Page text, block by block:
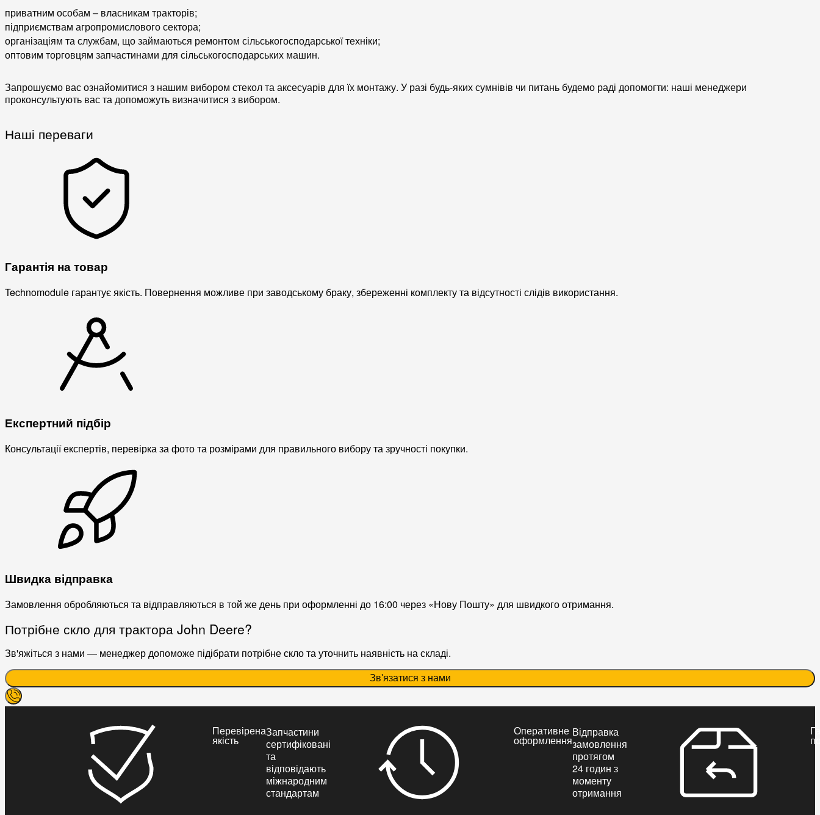
приватним особам – власникам тракторів;
підприємствам агропромислового сектора;
організаціям та службам, що займаються ремонтом сільськогосподарської техніки;
оптовим торговцям запчастинами для сільськогосподарських машин.
Запрошуємо вас ознайомитися з нашим вибором стекол та аксесуарів для їх монтажу. У разі будь-яких сумнівів чи питань будемо раді допомогти: наші менеджери
проконсультують вас та допоможуть визначитися з вибором.
Наші переваги
Гарантія на товар
Technomodule гарантує якість. Повернення можливе при заводському браку, збереженні комплекту та відсутності слідів використання.
Експертний підбір
Консультації експертів, перевірка за фото та розмірами для правильного вибору та зручності покупки.
Швидка відправка
Замовлення обробляються та відправляються в той же день при оформленні до 16:00 через «Нову Пошту» для швидкого отримання.
Потрібне скло для трактора John Deere?
Зв'яжіться з нами — менеджер допоможе підібрати потрібне скло та уточнить наявність на складі.
Зв'язатися з нами
Перевірена
якість
Запчастини
сертифіковані
та
відповідають
міжнародним
стандартам
Оперативне
оформлення
Відправка
замовлення
протягом
24 годин з
моменту
отримання